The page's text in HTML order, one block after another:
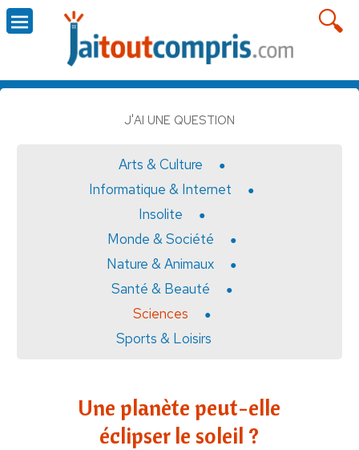
J'AI UNE QUESTION
Arts & Culture
Informatique & Internet
Insolite
Monde & Société
Nature & Animaux
Santé & Beauté
Sciences
Sports & Loisirs
Une planète peut-elle
éclipser le soleil ?